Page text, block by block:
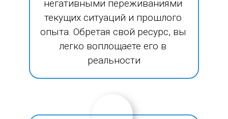
негативными переживаниями
текущих ситуаций и прошлого
опыта. Обретая свой ресурс, вы
легко воплощаете его в
реальности